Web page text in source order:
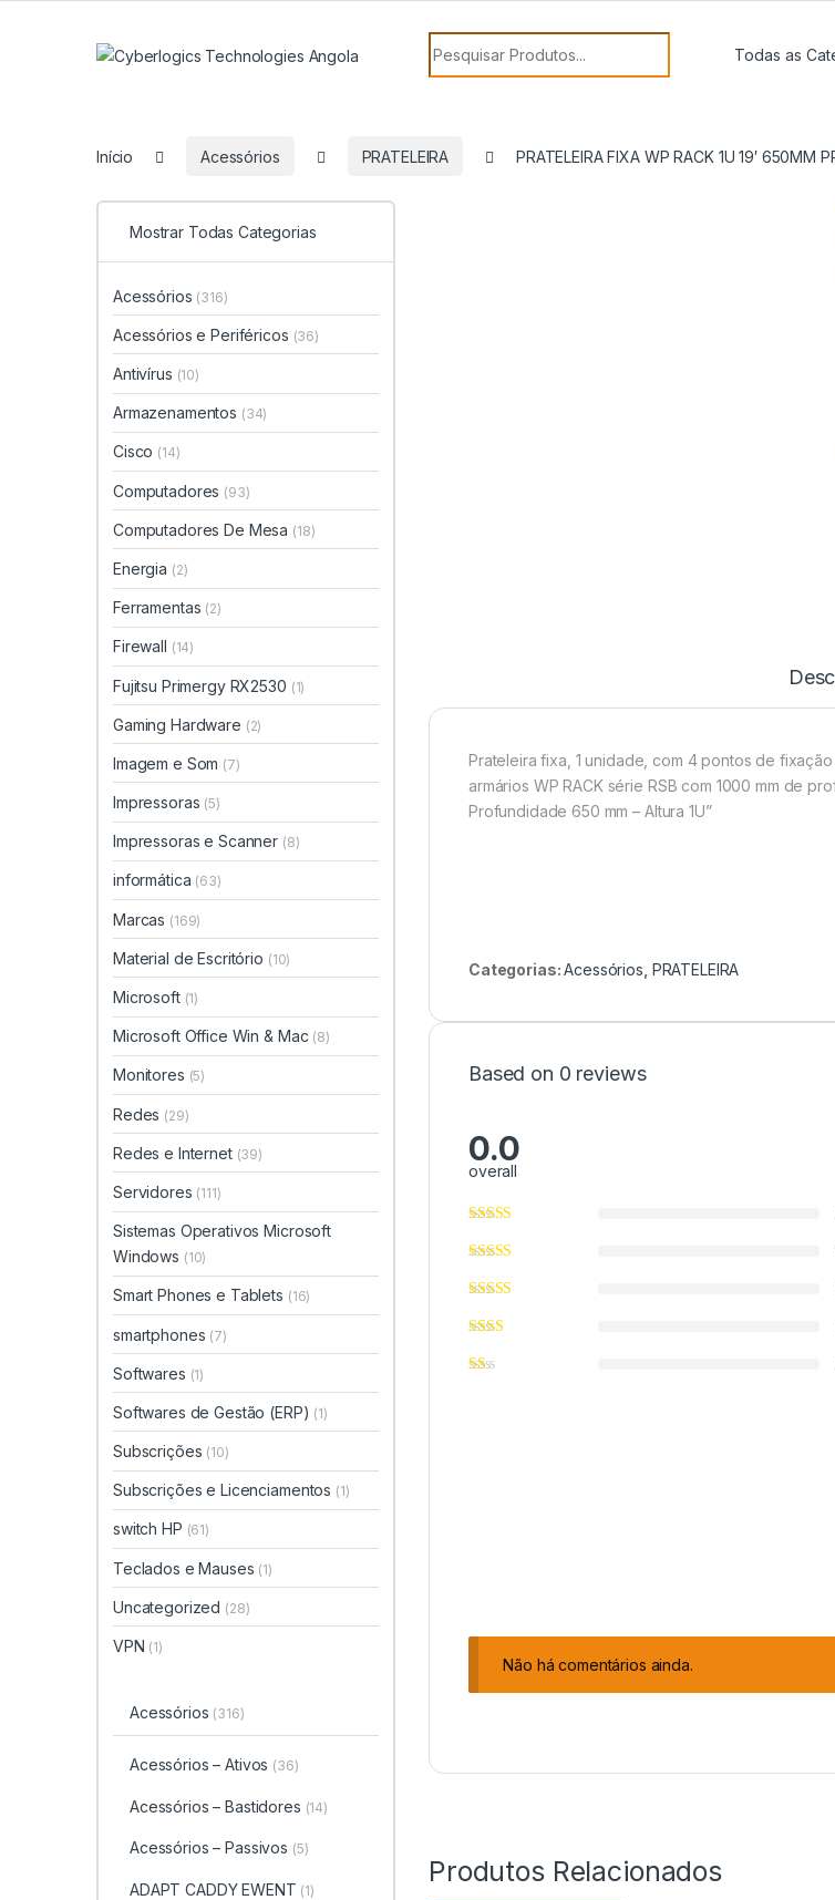
Search for:
Início Acessórios PRATELEIRA PRATELEIRA FIXA WP RACK 1U 19′ 650MM
Prateleira fixa, 1 unidade, com 4 pontos de
armários WP RACK série RSB com 1000 mm de
Profundidade 650 mm – Altura 1U”
Categorias:Acessórios PRATELEIRA
Based on 0 reviews
0.0
overall
Não há comentários ainda.
Produtos Relacionados
Mostrar Todas Categorias
Acessórios (316)
Acessórios e Periféricos (36)
Antivírus (10)
Armazenamentos (34)
Cisco (14)
Computadores (93)
Computadores De Mesa (18)
Energia (2)
Ferramentas (2)
Firewall (14)
Fujitsu Primergy RX2530 (1)
Gaming Hardware (2)
Imagem e Som (7)
Impressoras (5)
Impressoras e Scanner (8)
informática (63)
Marcas (169)
Material de Escritório (10)
Microsoft (1)
Microsoft Office Win & Mac (8)
Monitores (5)
Redes (29)
Redes e Internet (39)
Servidores (111)
Sistemas Operativos Microsoft
Windows (10)
Smart Phones e Tablets (16)
smartphones (7)
Softwares (1)
Softwares de Gestão (ERP) (1)
Subscrições (10)
Subscrições e Licenciamentos (1)
switch HP (61)
Teclados e Mauses (1)
Uncategorized (28)
VPN (1)
Acessórios (316)
Acessórios – Ativos (36)
Acessórios – Bastidores (14)
Acessórios – Passivos (5)
ADAPT CADDY EWENT (1)